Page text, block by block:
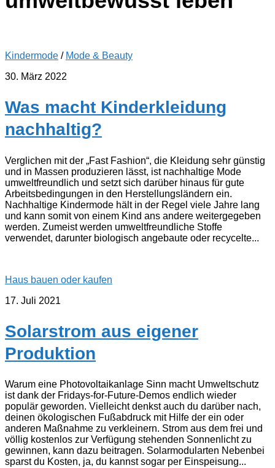
Kindermode / Mode & Beauty
30. März 2022
Was macht Kinderkleidung
nachhaltig?
Verglichen mit der „Fast Fashion“, die Kleidung sehr günstig
und in Massen produzieren lässt, ist nachhaltige Mode
umweltfreundlich und setzt sich darüber hinaus für gute
Arbeitsbedingungen in den Herstellungsländern ein.
Nachhaltige Kindermode hält in der Regel viele Jahre lang
und kann somit von einem Kind ans andere weitergegeben
werden. Zumeist werden umweltfreundliche Stoffe
verwendet, darunter biologisch angebaute oder recycelte...
Haus bauen oder kaufen
17. Juli 2021
Solarstrom aus eigener
Produktion
Warum eine Photovoltaikanlage Sinn macht Umweltschutz
ist dank der Fridays-for-Future-Demos endlich wieder
populär geworden. Vielleicht denkst auch du darüber nach,
deinen ökologischen Fußabdruck mit Hilfe der ein oder
anderen Maßnahme zu verkleinern. Strom aus dem frei und
völlig kostenlos zur Verfügung stehenden Sonnenlicht zu
gewinnen, kann dazu beitragen. Solarmodularten Nebenbei
sparst du Kosten, ja, du kannst sogar per Einspeisung...